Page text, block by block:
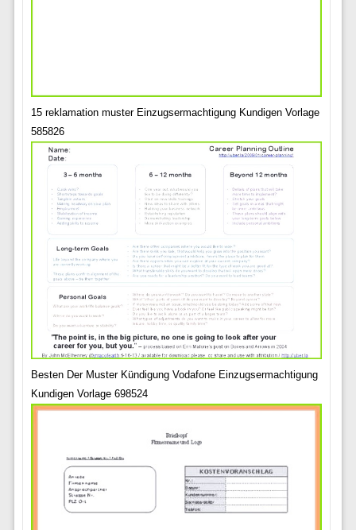
15 reklamation muster Einzugsermachtigung Kundigen Vorlage
585826
Besten Der Muster Kündigung Vodafone Einzugsermachtigung
Kundigen Vorlage 698524